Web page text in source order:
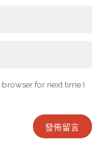
for next time I